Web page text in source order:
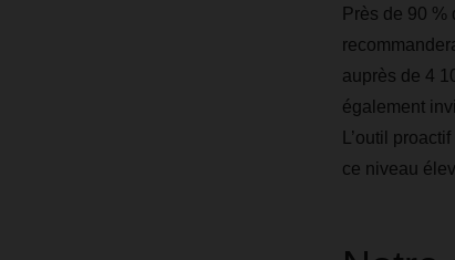
Près de 90
auprès de 4
également
L’outil
ce niveau